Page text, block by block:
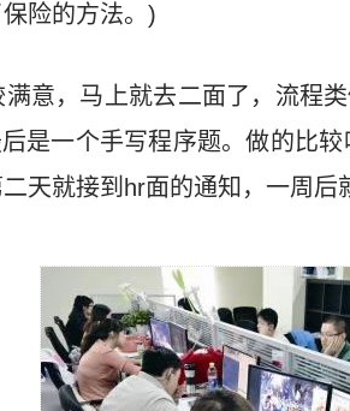
险的方法。)
意，马上就去二面了，流程
是一个手写程序题。做的比
天就接到hr面的通知，一周后